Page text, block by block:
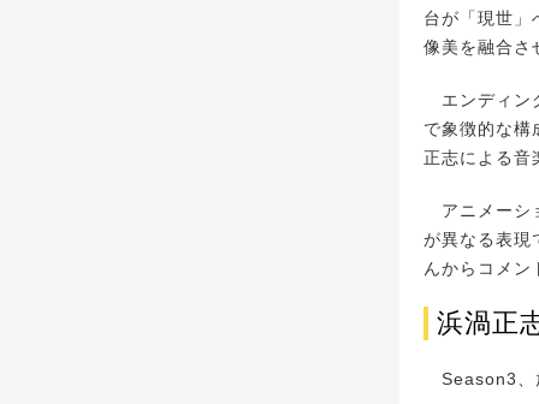
台が「現世」
像美を融合さ
エンディン
で象徴的な構
正志による音
アニメーシ
が異なる表現
んからコメン
浜渦正
Season3、